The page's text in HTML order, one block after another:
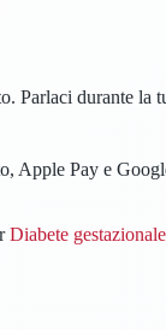
Parlaci durante la
Apple Pay e
Diabete gestazionale